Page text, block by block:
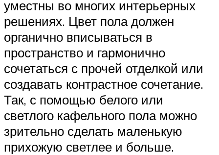
уместны во многих интерьерных
решениях. Цвет пола должен
органично вписываться в
пространство и гармонично
сочетаться с прочей отделкой или
создавать контрастное сочетание.
Так, с помощью белого или
светлого кафельного пола можно
зрительно сделать маленькую
прихожую светлее и больше.